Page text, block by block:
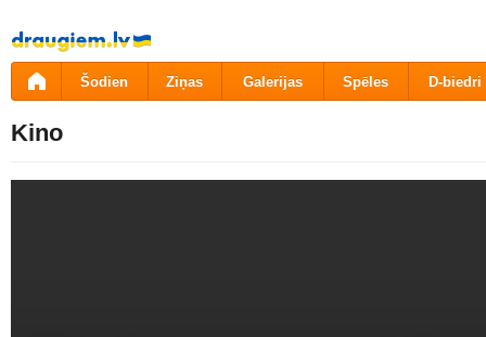
Pāriet
uz
saturu
Šodien Ziņas Galerijas Spēles D-biedri
Kino